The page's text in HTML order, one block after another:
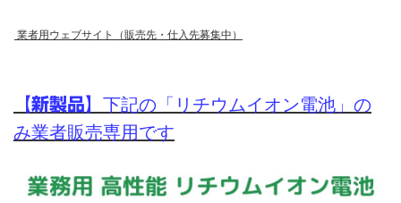
業者用ウェブサイト（販売先・仕入先募集中）
【新製品】 下記の「リチウムイオン電池」の
み業者販売専用です